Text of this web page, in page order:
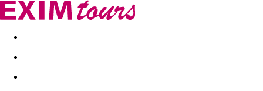
Akční nabídky Last minute